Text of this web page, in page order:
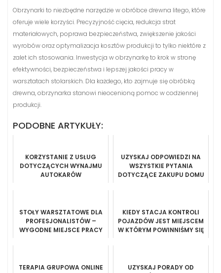
Obrzynarki to niezbędne narzędzie w obróbce drewna litego, które
oferuje wiele korzyści. Precyzyjność cięcia, redukcja strat
materiałowych, poprawa bezpieczeństwa, zwiększenie jakości
wyrobów oraz optymalizacja kosztów produkcji to tylko niektóre z
zalet ich stosowania. Inwestycja w obrzynarkę to krok w stronę
efektywności, bezpieczeństwa i lepszej jakości pracy w
warsztatach stolarskich. Dla każdego, kto zajmuje się obróbką
drewna, obrzynarka stanowi nieocenioną pomoc w codziennej
produkcji.
PODOBNE ARTYKUŁY:
KORZYSTANIE Z USŁUG
DOTYCZĄCYCH WYNAJMU
AUTOKARÓW
UZYSKAJ ODPOWIEDZI NA
WSZYSTKIE PYTANIA
DOTYCZĄCE ZAKUPU DOMU
STOŁY WARSZTATOWE DLA
PROFESJONALISTÓW –
WYGODNE MIEJSCE PRACY
KIEDY STACJA KONTROLI
POJAZDÓW JEST MIEJSCEM
W KTÓRYM POWINNIŚMY SIĘ
TERAPIA GRUPOWA ONLINE
UZYSKAJ PORADY OD